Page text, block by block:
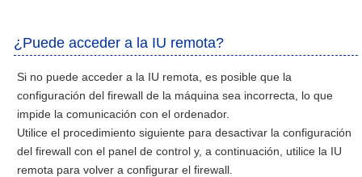
¿Puede acceder a la IU remota?
Si no puede acceder a la IU remota, es posible que la
configuración del firewall de la máquina sea incorrecta, lo que
impide la comunicación con el ordenador.
Utilice el procedimiento siguiente para desactivar la configuración
del firewall con el panel de control y, a continuación, utilice la IU
remota para volver a configurar el firewall.